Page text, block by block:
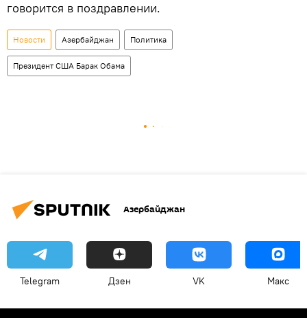
говорится в поздравлении.
Новости Азербайджан Политика
Президент США Барак Обама
Азербайджан
Telegram Дзен VK Макс